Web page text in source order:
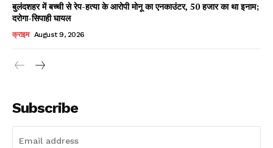
Read Latest News on AIN
बुलंदशहर में बच्ची से रेप-हत्या के आरोपी मोनू का एनकाउंटर, 50 हजार का था इनाम;
दरोगा-सिपाही घायल
क्राइम August 9, 2026
Subscribe